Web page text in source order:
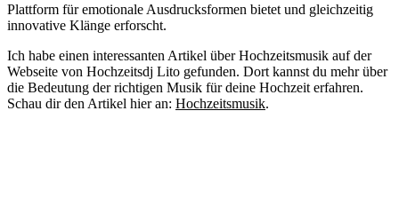
Plattform für emotionale Ausdrucksformen bietet und gleichzeitig
innovative Klänge erforscht.
Ich habe einen interessanten Artikel über Hochzeitsmusik auf der
Webseite von Hochzeitsdj Lito gefunden. Dort kannst du mehr über
die Bedeutung der richtigen Musik für deine Hochzeit erfahren.
Schau dir den Artikel hier an: Hochzeitsmusik.